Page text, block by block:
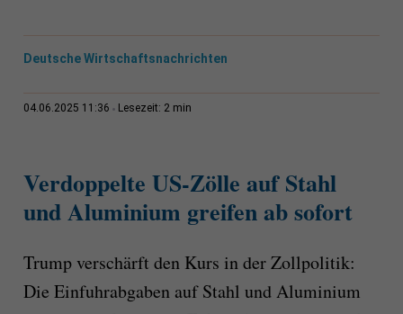
Deutsche Wirtschaftsnachrichten
04.06.2025 11:36 Lesezeit: 2 min
Verdoppelte US-Zölle auf Stahl
und Aluminium greifen ab sofort
Trump verschärft den Kurs in der Zollpolitik:
Die Einfuhrabgaben auf Stahl und Aluminium